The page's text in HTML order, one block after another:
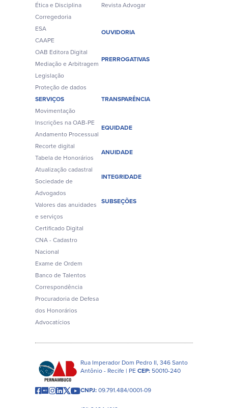
Ética e Disciplina
Corregedoria
ESA
CAAPE
OAB Editora Digital
Mediação e Arbitragem
Legislação
Proteção de dados
Revista Advogar
OUVIDORIA
PRERROGATIVAS
SERVIÇOS
Movimentação
Inscrições na OAB-PE
Andamento Processual
Recorte digital
Tabela de Honorários
Atualização cadastral
Sociedade de
Advogados
Valores das anuidades
e serviços
Certificado Digital
CNA - Cadastro
Nacional
Exame de Ordem
Banco de Talentos
Correspondência
Procuradoria de Defesa
dos Honorários
Advocatícios
TRANSPARÊNCIA
EQUIDADE
ANUIDADE
INTEGRIDADE
SUBSEÇÕES
Rua Imperador Dom Pedro II, 346 Santo
Antônio - Recife | PECEP:50010-240
CNPJ:09.791.484/0001-09